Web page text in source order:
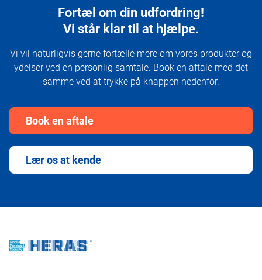
Fortæl om din udfordring!
Vi står klar til at hjælpe.
Vi vil naturligvis gerne fortælle mere om vores produkter og
ydelser ved en personlig samtale. Book en aftale med det
samme ved at trykke på knappen nedenfor.
Book en aftale
Lær os at kende